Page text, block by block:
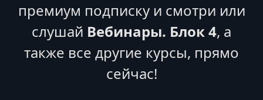
36. Что есть Часть 1
УРОК 10. 00:24:18
премиум подписку и смотри или
слушай Вебинары. Блок 4, а
также все другие курсы, прямо
сейчас!